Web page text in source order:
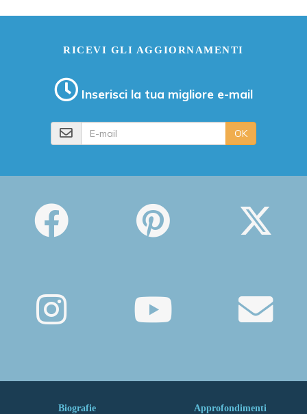
RICEVI GLI AGGIORNAMENTI
Inserisci la tua migliore e-mail
OK
Biografie Approfondimenti